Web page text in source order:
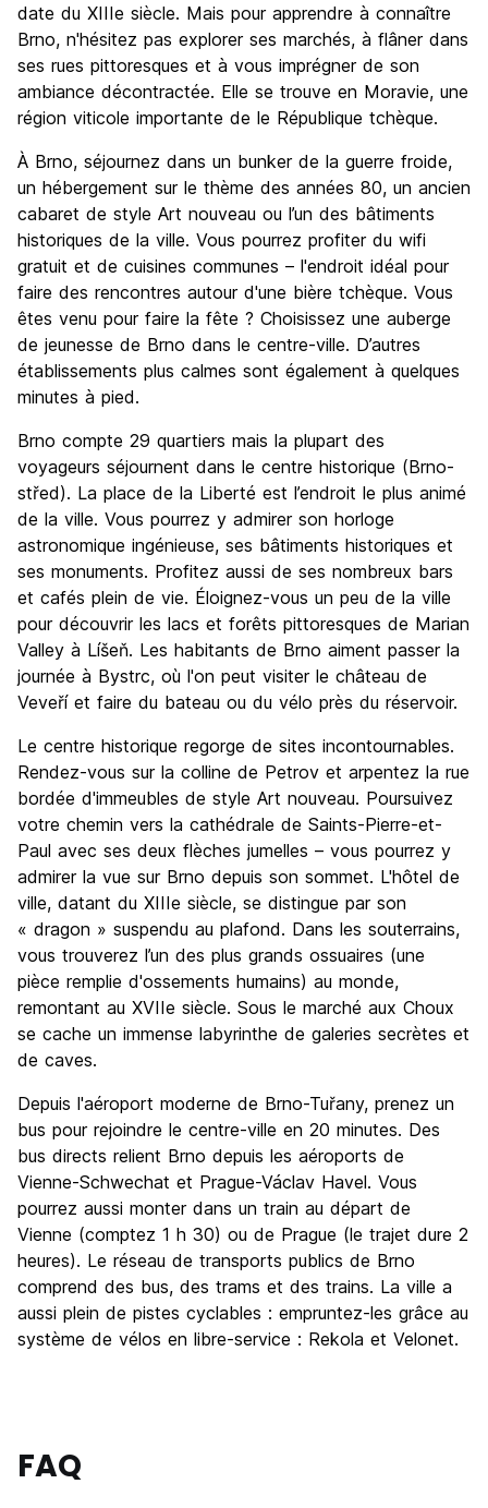
date du XIIIe siècle. Mais pour apprendre à connaître
Brno, n'hésitez pas explorer ses marchés, à flâner dans
ses rues pittoresques et à vous imprégner de son
ambiance décontractée. Elle se trouve en Moravie, une
région viticole importante de le République tchèque.
À Brno, séjournez dans un bunker de la guerre froide,
un hébergement sur le thème des années 80, un ancien
cabaret de style Art nouveau ou l’un des bâtiments
historiques de la ville. Vous pourrez profiter du wifi
gratuit et de cuisines communes – l'endroit idéal pour
faire des rencontres autour d'une bière tchèque. Vous
êtes venu pour faire la fête ? Choisissez une auberge
de jeunesse de Brno dans le centre-ville. D’autres
établissements plus calmes sont également à quelques
minutes à pied.
Brno compte 29 quartiers mais la plupart des
voyageurs séjournent dans le centre historique (Brno-
střed). La place de la Liberté est l’endroit le plus animé
de la ville. Vous pourrez y admirer son horloge
astronomique ingénieuse, ses bâtiments historiques et
ses monuments. Profitez aussi de ses nombreux bars
et cafés plein de vie. Éloignez-vous un peu de la ville
pour découvrir les lacs et forêts pittoresques de Marian
Valley à Líšeň. Les habitants de Brno aiment passer la
journée à Bystrc, où l'on peut visiter le château de
Veveří et faire du bateau ou du vélo près du réservoir.
Le centre historique regorge de sites incontournables.
Rendez-vous sur la colline de Petrov et arpentez la rue
bordée d'immeubles de style Art nouveau. Poursuivez
votre chemin vers la cathédrale de Saints-Pierre-et-
Paul avec ses deux flèches jumelles – vous pourrez y
admirer la vue sur Brno depuis son sommet. L'hôtel de
ville, datant du XIIIe siècle, se distingue par son
« dragon » suspendu au plafond. Dans les souterrains,
vous trouverez l’un des plus grands ossuaires (une
pièce remplie d'ossements humains) au monde,
remontant au XVIIe siècle. Sous le marché aux Choux
se cache un immense labyrinthe de galeries secrètes et
de caves.
Depuis l'aéroport moderne de Brno-Tuřany, prenez un
bus pour rejoindre le centre-ville en 20 minutes. Des
bus directs relient Brno depuis les aéroports de
Vienne-Schwechat et Prague-Václav Havel. Vous
pourrez aussi monter dans un train au départ de
Vienne (comptez 1 h 30) ou de Prague (le trajet dure 2
heures). Le réseau de transports publics de Brno
comprend des bus, des trams et des trains. La ville a
aussi plein de pistes cyclables : empruntez-les grâce au
système de vélos en libre-service : Rekola et Velonet.
FAQ